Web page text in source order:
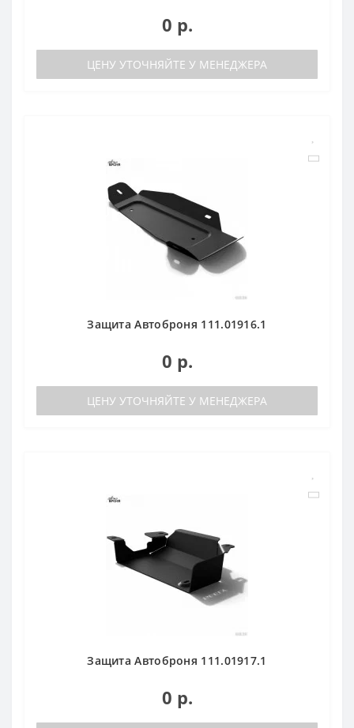
0 р.
ЦЕНУ УТОЧНЯЙТЕ У МЕНЕДЖЕРА
Защита Автоброня 111.01916.1
0 р.
ЦЕНУ УТОЧНЯЙТЕ У МЕНЕДЖЕРА
Защита Автоброня 111.01917.1
0 р.